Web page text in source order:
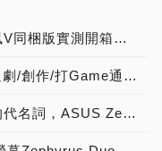
微星MSI Aegis X-026TW快打旋風V同梱版實測開箱，VR電競桌機的頂尖之作！
體積小巧照樣能征服全場、文書/追劇/創作/打Game通通OK，技嘉BRIX S BRR7H-4800開箱實測
4K OLED螢幕加持、全方位筆電的代名詞，ASUS ZenBook Pro Duo 15 OLED(UX582)開箱評測